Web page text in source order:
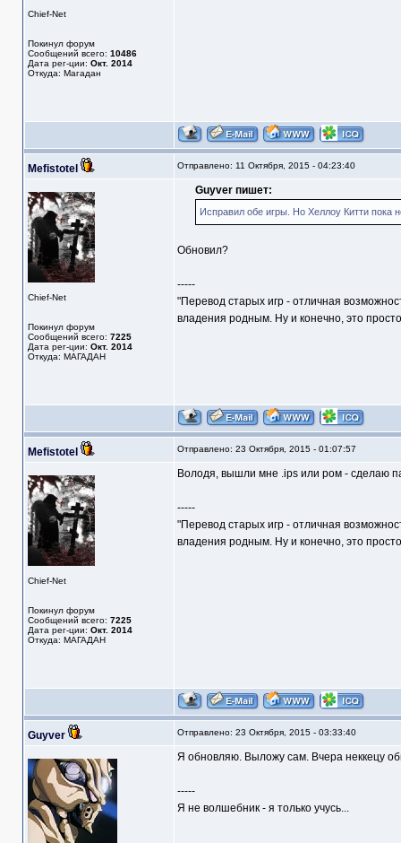
Chief-Net
Покинул форум
Сообщений всего: 10486
Дата рег-ции: Окт. 2014
Откуда: Магадан
Mefistotel Отправлено: 11 Октября, 2015 - 04:23:40
Chief-Net
Покинул форум
Сообщений всего: 7225
Дата рег-ции: Окт. 2014
Откуда: МАГАДАН
Guyver пишет:
Исправил обе игры. Но Хеллоу Китти пока
Обновил?
-----
"Перевод старых игр - отличная
владения родным. Ну и конечно, это
Mefistotel Отправлено: 23 Октября, 2015 - 01:07:57
Chief-Net
Покинул форум
Сообщений всего: 7225
Дата рег-ции: Окт. 2014
Откуда: МАГАДАН
Володя, вышли мне .ips или ром - сделаю
-----
"Перевод старых игр - отличная
владения родным. Ну и конечно, это
Guyver Отправлено: 23 Октября, 2015 - 03:33:40
Я обновляю. Выложу сам. Вчера неккецу
-----
Я не волшебник - я только учусь...